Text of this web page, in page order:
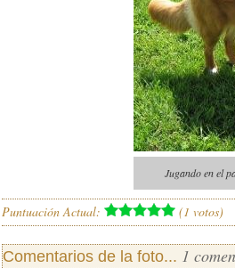
Jugando en el
Puntuación Actual: (1 votos)
Comentarios de la foto... 1